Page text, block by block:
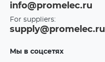
info@promelec.ru
For suppliers:
supply@promelec.ru
Мы в соцсетях